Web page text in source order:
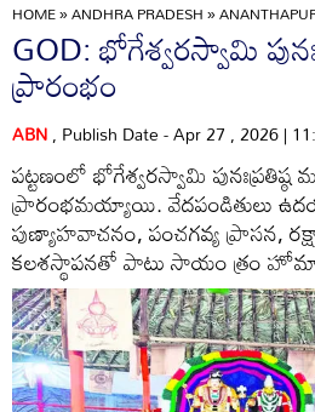
HOME»ANDHRA PRADESH»
GOD: భోగేశ్వరస్వామి
ప్రారంభం
ABN, Publish Date - Apr 27 , 2026 |
పట్టణంలో భోగేశ్వరస్వామి
ప్రారంభమయ్యాయి. వేదపండితులు
పుణ్యాహవాచనం, పంచగవ్య ప్రాసన,
కలశస్థాపనతో పాటు సాయం త్రం